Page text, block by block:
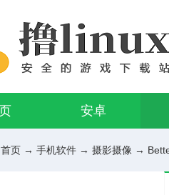
安卓
首页 → 手机软件 → 摄影摄像 →